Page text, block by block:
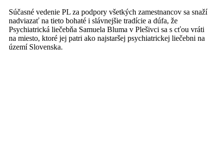
Súčasné vedenie PL za podpory všetkých zamestnancov sa snaží
nadviazať na tieto bohaté i slávnejšie tradície a dúfa, že
Psychiatrická liečebňa Samuela Bluma v Plešivci sa s cťou vráti
na miesto, ktoré jej patri ako najstaršej psychiatrickej liečebni na
území Slovenska.